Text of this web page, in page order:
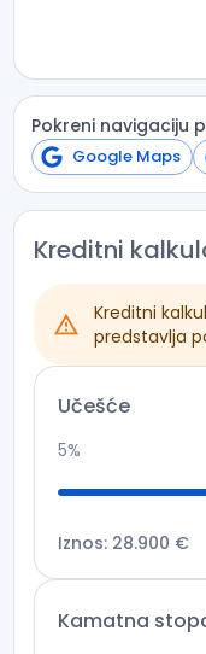
Kreditni
Kreditni
predstavlja
Učešće
5%
Iznos: 28.900 €
Kamatna
Pokreni navigaciju
Google Maps